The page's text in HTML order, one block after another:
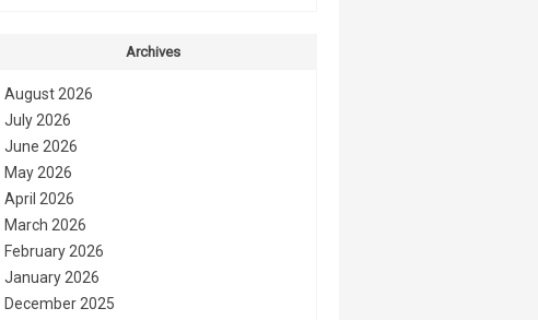
Archives
August 2026
July 2026
June 2026
May 2026
April 2026
March 2026
February 2026
January 2026
December 2025